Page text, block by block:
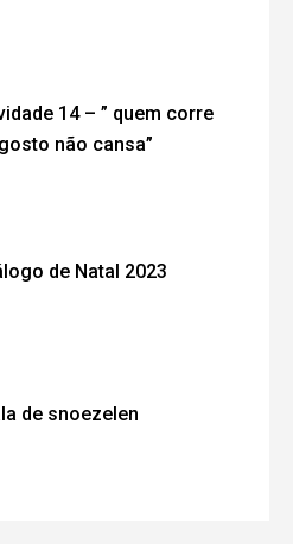
14 – ” quem corre
não cansa”
de Natal 2023
de snoezelen